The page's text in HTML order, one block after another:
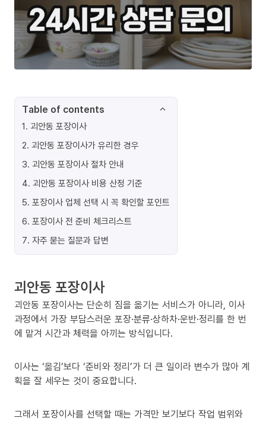
Table of contents
1. 괴안동 포장이사
2. 괴안동 포장이사가 유리한 경우
3. 괴안동 포장이사 절차 안내
4. 괴안동 포장이사 비용 산정 기준
5. 포장이사 업체 선택 시 꼭 확인할 포인트
6. 포장이사 전 준비 체크리스트
7. 자주 묻는 질문과 답변
괴안동 포장이사
괴안동 포장이사는 단순히 짐을 옮기는 서비스가 아니라, 이사
과정에서 가장 부담스러운 포장·분류·상하차·운반·정리를 한 번
에 맡겨 시간과 체력을 아끼는 방식입니다.
이사는 ‘옮김’보다 ‘준비와 정리’가 더 큰 일이라 변수가 많아 계
획을 잘 세우는 것이 중요합니다.
그래서 포장이사를 선택할 때는 가격만 보기보다 작업 범위와